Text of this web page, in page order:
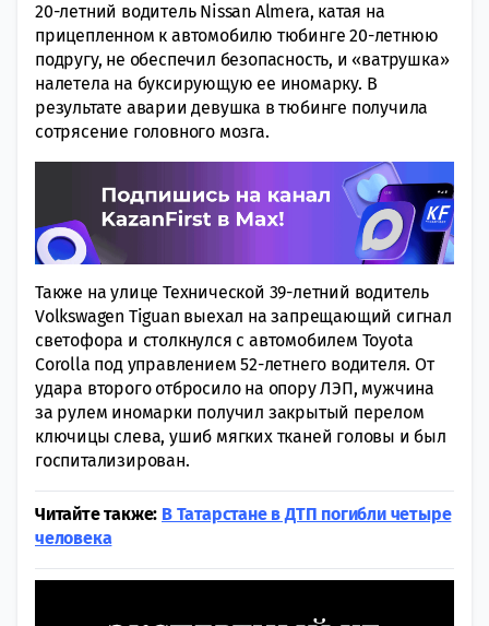
20-летний водитель Nissan Almera, катая на
прицепленном к автомобилю тюбинге 20-летнюю
подругу, не обеспечил безопасность, и «ватрушка»
налетела на буксирующую ее иномарку. В
результате аварии девушка в тюбинге получила
сотрясение головного мозга.
Также на улице Технической 39-летний водитель
Volkswagen Tiguan выехал на запрещающий сигнал
светофора и столкнулся с автомобилем Toyota
Corolla под управлением 52-летнего водителя. От
удара второго отбросило на опору ЛЭП, мужчина
за рулем иномарки получил закрытый перелом
ключицы слева, ушиб мягких тканей головы и был
госпитализирован.
Читайте также: В Татарстане в ДТП погибли четыре
человека